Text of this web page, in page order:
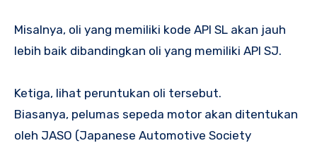
Misalnya, oli yang memiliki kode API SL akan jauh
lebih baik dibandingkan oli yang memiliki API SJ.
Ketiga, lihat peruntukan oli tersebut.
Biasanya, pelumas sepeda motor akan ditentukan
oleh JASO (Japanese Automotive Society